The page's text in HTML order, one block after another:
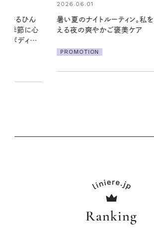
ン。私を整
ケア
2026.07.21
【高山都さんが楽しむデンマーク
発・ベーリングの腕時計】 アクセサ
Ranking